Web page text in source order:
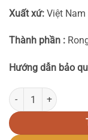
Xuất xứ: Việt Nam
Thành phần :
Hướng dẫn bảo
Thạch sương sáo